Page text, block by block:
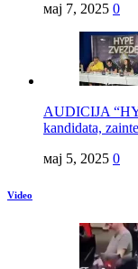
мај 7, 2025 0
AUDICIJA
kandidata,
мај 5, 2025 0
Video